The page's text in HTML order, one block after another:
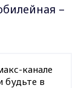
–
канале
будьте в